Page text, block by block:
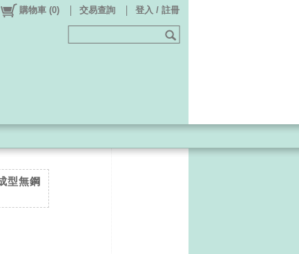
購物車 (0) 交易查詢 登入 / 註冊
型無鋼